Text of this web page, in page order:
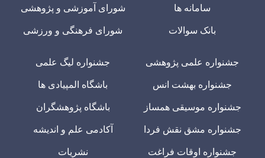
سامانه ها
بانک سوالات
شورای آموزشی و پژوهشی
شورای فرهنگی و ورزشی
جشنواره علمی پژوهشی
جشنواره بهشت انس
جشنواره موسیقی همساز
جشنواره مشق نقش فردا
جشنواره اوقات فراغت
جشنواره لیگ علمی
باشگاه المپیادی ها
باشگاه پژوهشگران
آکادمی علم و اندیشه
نشریات